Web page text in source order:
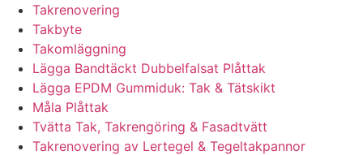
Takrenovering
Takbyte
Takomläggning
Lägga Bandtäckt Dubbelfalsat Plåttak
Lägga EPDM Gummiduk: Tak & Tätskikt
Måla Plåttak
Tvätta Tak, Takrengöring & Fasadtvätt
Takrenovering av Lertegel & Tegeltakpannor